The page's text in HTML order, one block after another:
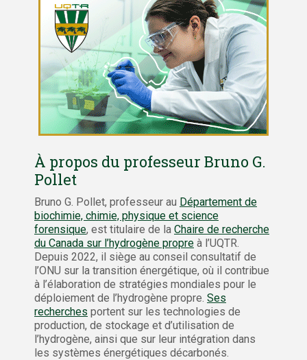
À propos du professeur Bruno G.
Pollet
Bruno G. Pollet, professeur au Département de
biochimie, chimie, physique et science
forensique, est titulaire de la Chaire de recherche
du Canada sur l’hydrogène propre à l’UQTR.
Depuis 2022, il siège au conseil consultatif de
l’ONU sur la transition énergétique, où il contribue
à l’élaboration de stratégies mondiales pour le
déploiement de l’hydrogène propre. Ses
recherches portent sur les technologies de
production, de stockage et d’utilisation de
l’hydrogène, ainsi que sur leur intégration dans
les systèmes énergétiques décarbonés.